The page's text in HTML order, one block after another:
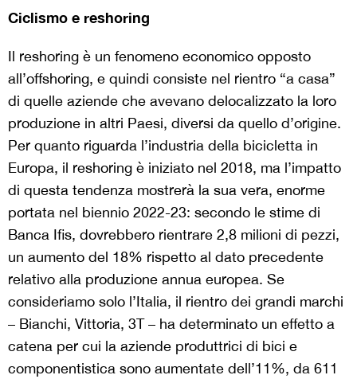
Ciclismo e reshoring
Il reshoring è un fenomeno economico opposto
all’offshoring, e quindi consiste nel rientro “a casa”
di quelle aziende che avevano delocalizzato la loro
produzione in altri Paesi, diversi da quello d’origine.
Per quanto riguarda l’industria della bicicletta in
Europa, il reshoring è iniziato nel 2018, ma l’impatto
di questa tendenza mostrerà la sua vera, enorme
portata nel biennio 2022-23: secondo le stime di
Banca Ifis, dovrebbero rientrare 2,8 milioni di pezzi,
un aumento del 18% rispetto al dato precedente
relativo alla produzione annua europea. Se
consideriamo solo l’Italia, il rientro dei grandi marchi
– Bianchi, Vittoria, 3T – ha determinato un effetto a
catena per cui la aziende produttrici di bici e
componentistica sono aumentate dell’11%, da 611